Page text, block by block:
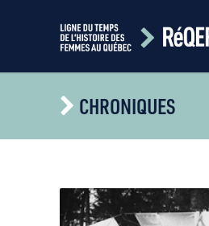
CHRONIQUES